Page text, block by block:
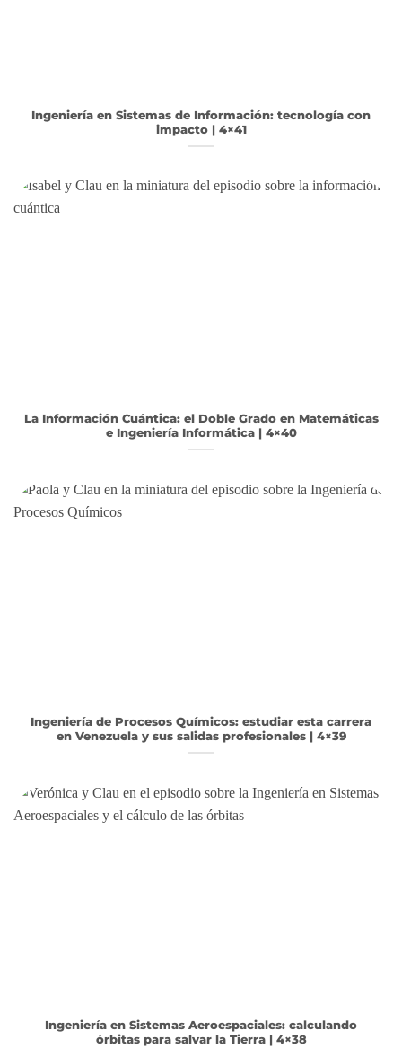
Ingeniería en Sistemas de Información: tecnología con
impacto | 4×41
La Información Cuántica: el Doble Grado en Matemáticas
e Ingeniería Informática | 4×40
Ingeniería de Procesos Químicos: estudiar esta carrera
en Venezuela y sus salidas profesionales | 4×39
Ingeniería en Sistemas Aeroespaciales: calculando
órbitas para salvar la Tierra | 4×38